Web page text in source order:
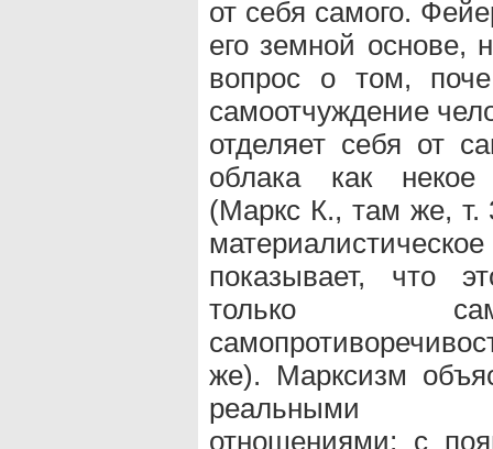
от себя самого.
его земной основе,
вопрос о том,
самоотчуждение
отделяет себя от
облака как некое
(Маркс К., там же, т.
показывает, что
только
же). Марксизм
реальными
отношениями; с